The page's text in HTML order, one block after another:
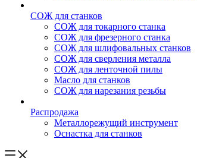
СОЖ для станков
СОЖ для токарного станка
СОЖ для фрезерного станка
СОЖ для шлифовальных станков
СОЖ для сверления металла
СОЖ для ленточной пилы
Масло для станков
СОЖ для нарезания резьбы
Распродажа
Металлорежущий инструмент
Оснастка для станков